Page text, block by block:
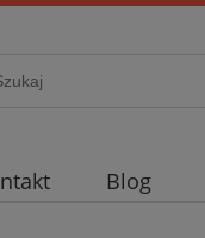
Blog